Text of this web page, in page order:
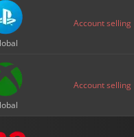
Account selling
Account selling